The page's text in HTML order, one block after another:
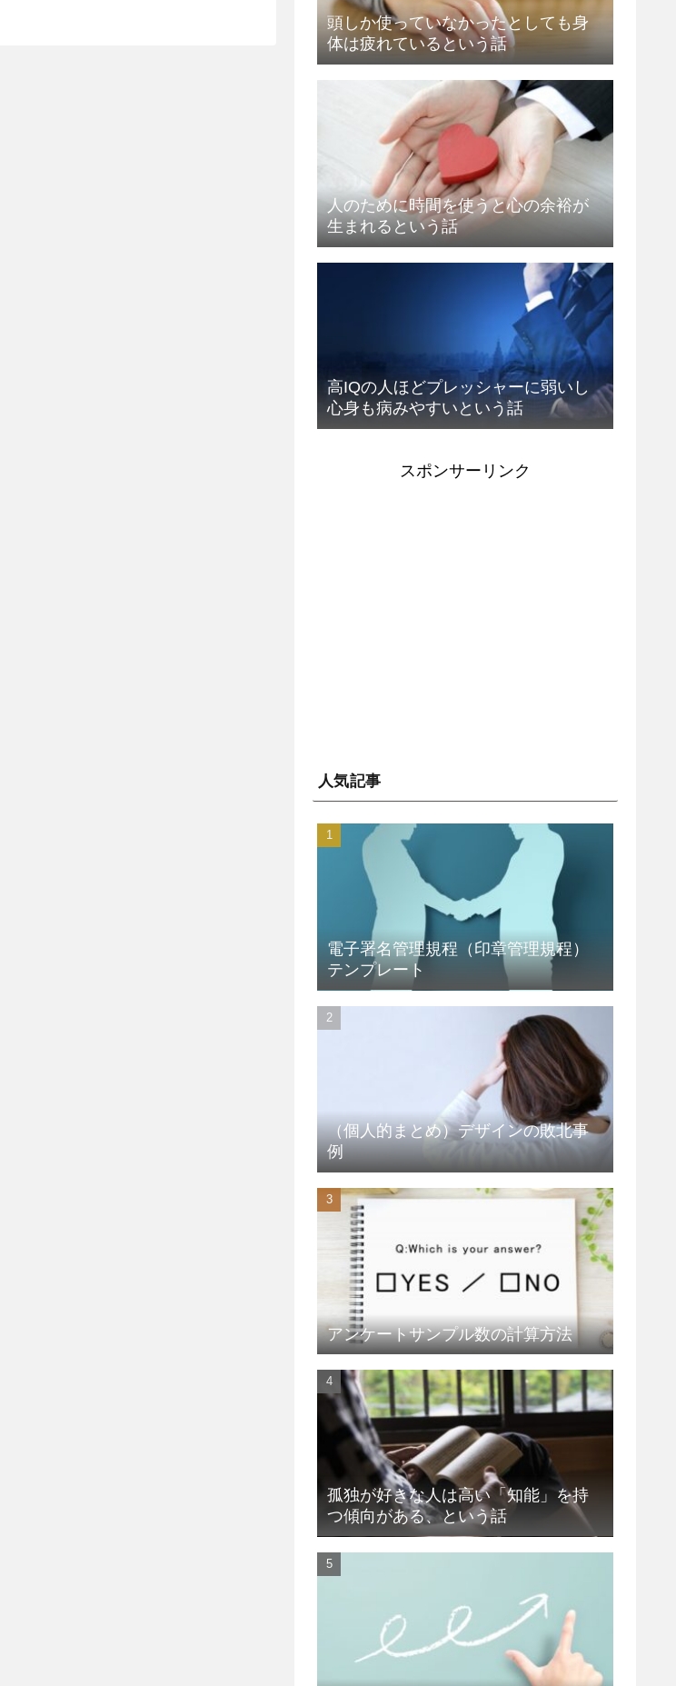
頭しか使っていなかったとしても身
体は疲れているという話
人のために時間を使うと心の余裕が
生まれるという話
高IQの人ほどプレッシャーに弱いし
心身も病みやすいという話
スポンサーリンク
人気記事
電子署名管理規程（印章管理規程）
テンプレート
（個人的まとめ）デザインの敗北事
例
アンケートサンプル数の計算方法
孤独が好きな人は高い「知能」を持
つ傾向がある、という話